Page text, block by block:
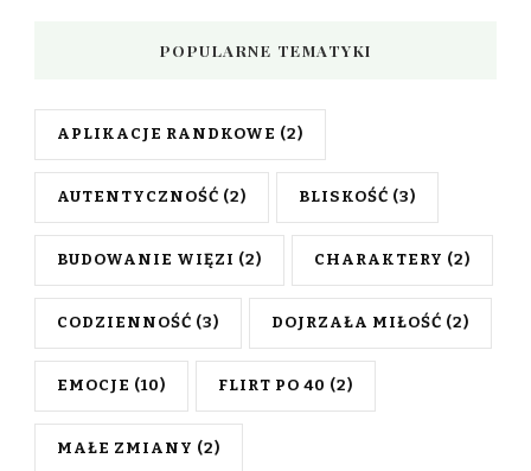
POPULARNE TEMATYKI
APLIKACJE RANDKOWE (2)
AUTENTYCZNOŚĆ (2) BLISKOŚĆ (3)
BUDOWANIE WIĘZI (2) CHARAKTERY (2)
CODZIENNOŚĆ (3) DOJRZAŁA MIŁOŚĆ (2)
EMOCJE (10) FLIRT PO 40 (2)
MAŁE ZMIANY (2)